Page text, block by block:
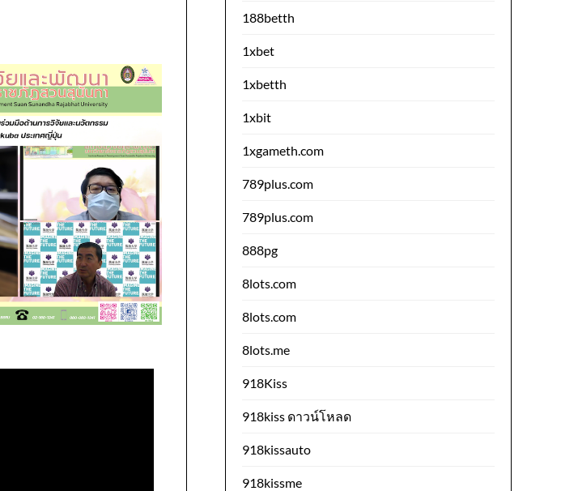
188betth
1xbet
1xbetth
1xbit
1xgameth.com
789plus.com
789plus.com
888pg
8lots.com
8lots.com
8lots.me
918Kiss
918kiss ดาวน์โหลด
918kissauto
918kissme